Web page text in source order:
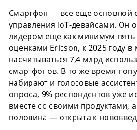
Смартфон — все еще основной
управления IoT-девайсами. Он
лидером еще как минимум пять
оценками Ericson, к 2025 году в
насчитываться 7,4 млрд
смартфонов. В то же время
набирают и голосовые
опроса, 9% респондентов уже
вместе со своими продуктами,
половина — открыта к